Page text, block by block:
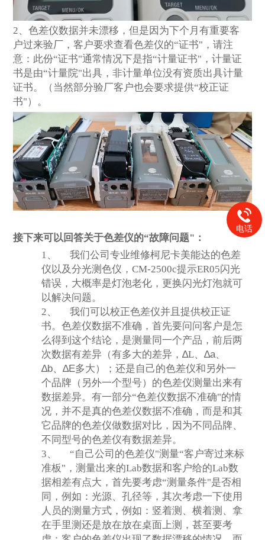
2、色差仪数据并未漂移，但是因为下个月有重要客
户过来验厂，客户要求查看色差仪的“证书"，请注
意：此份“证书"通常情况下是指“计量证书"，计量证
书是由“计量院"出具，非计量单位没有资质出具计量
证书。（当然部分验厂客户也会要求提供“校正证
书"）。
接下来可以回答关于色差仪的“故障问题"：
1、
我们公司专业维修柯尼卡美能达的色差
仪以及分光测色仪，CM-2500c提示ER05闪光
错误，大概率是灯泡老化，更换闪光灯泡就可
以解决问题。
2、
我们可以校正色差仪并且提供校正证
书。色差仪数据不准确，首先要问问客户是怎
么得到这个结论，是测量同一个产品，前后两
次数据有差异（有多大的差异，∆L、∆a、
∆b、∆E多大 ）；还是自己的色差仪和另外一
个品牌（另外一个型号）的色差仪测量出来有
数据差异。有一部分“色差仪数据不准确"的情
况，并不是真的色差仪数据不准确，而是和其
它品牌的色差仪做数据对比，因为不同品牌、
不同型号的色差仪有数据差异。
3、
“自己公司的色差仪"测量“客户寄过来标
准板"，测量出来的Lab数据和客户给的Lab数
据相差有点大，首先要考虑“测量条件"是否相
同，例如：光源、孔径等，其次考虑一下使用
人员的测量方式，例如：竖着测、横着测、拿
在手里测还是放在放在桌面上测，甚至要考
电话